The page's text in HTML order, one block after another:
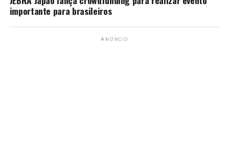
importante para brasileiros
ANÚNCIO